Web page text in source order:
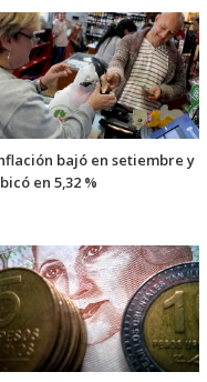
bajó en setiembre y
en 5,32 %